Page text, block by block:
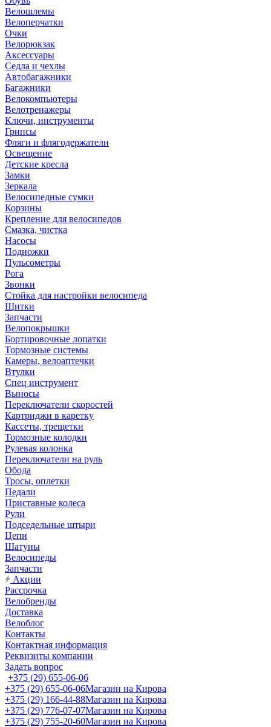
Велошлемы
Велоперчатки
Очки
Велорюкзак
Аксессуары
Седла и чехлы
Автобагажники
Багажники
Велокомпьютеры
Велотренажеры
Ключи, инструменты
Грипсы
Фляги и флягодержатели
Освещение
Детские кресла
Замки
Зеркала
Велосипедные сумки
Корзины
Крепление для велосипедов
Смазка, чистка
Насосы
Подножки
Пульсометры
Рога
Звонки
Стойка для настройки велосипеда
Щитки
Запчасти
Велопокрышки
Бортировочные лопатки
Тормозные системы
Камеры, велоаптечки
Втулки
Спец инструмент
Выносы
Переключатели скоростей
Картриджи в каретку
Кассеты, трещетки
Тормозные колодки
Рулевая колонка
Переключатели на руль
Обода
Тросы, оплетки
Педали
Приставные колеса
Рули
Подседельные штыри
Цепи
Шатуны
Велосипеды
Запчасти
Акции
Рассрочка
Велобренды
Доставка
Велоблог
Контакты
Контактная информация
Реквизиты компании
Задать вопрос
+375 (29) 655-06-06
+375 (29) 655-06-06Магазин на Кирова
+375 (29) 166-44-88Магазин на Кирова
+375 (29) 776-07-07Магазин на Кирова
+375 (29) 755-20-60Магазин на Кирова